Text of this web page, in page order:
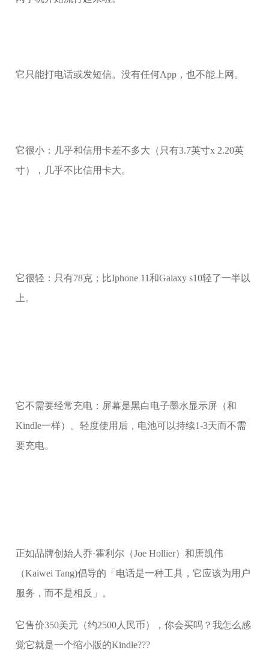
它只能打电话或发短信。没有任何App，也不能上网。
它很小：几乎和信用卡差不多大（只有3.7英寸x 2.20英
寸），几乎不比信用卡大。
它很轻：只有78克；比Iphone 11和Galaxy s10轻了一半以
上。
它不需要经常充电：屏幕是黑白电子墨水显示屏（和
Kindle一样）。轻度使用后，电池可以持续1-3天而不需
要充电。
正如品牌创始人乔·霍利尔（Joe Hollier）和唐凯伟
（Kaiwei Tang)倡导的「电话是一种工具，它应该为用户
服务，而不是相反」。
它售价350美元（约2500人民币），你会买吗？我怎么感
觉它就是一个缩小版的Kindle???